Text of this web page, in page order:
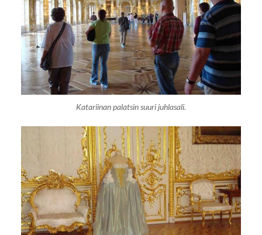
Katariinan palatsin suuri juhlasali.